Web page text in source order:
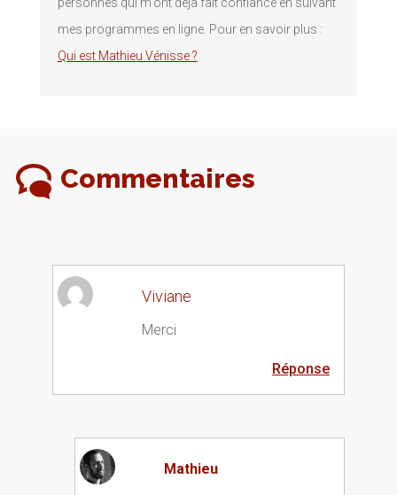
personnes qui m'ont déjà fait confiance en suivant
mes programmes en ligne. Pour en savoir plus :
Qui est Mathieu Vénisse ?
Commentaires
Viviane
Merci
Réponse
Mathieu